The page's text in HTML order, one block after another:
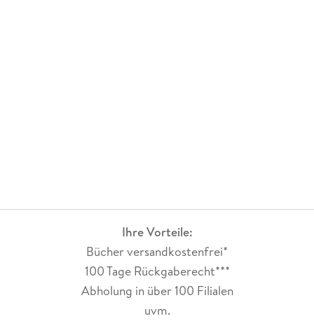
Ihre Vorteile:
Bücher versandkostenfrei*
100 Tage Rückgaberecht***
Abholung in über 100 Filialen
uvm.